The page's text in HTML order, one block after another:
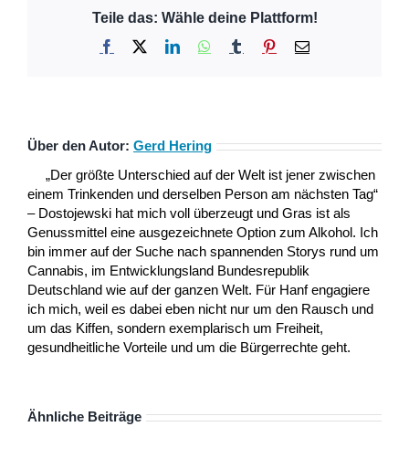
Teile das: Wähle deine Plattform!
Facebook LinkedInWhatsApp
Tumblr Pinterest
E-
Über den Autor: Gerd Hering
„Der größte Unterschied auf der Welt ist jener zwischen
einem Trinkenden und derselben Person am nächsten Tag“
– Dostojewski hat mich voll überzeugt und Gras ist als
Genussmittel eine ausgezeichnete Option zum Alkohol. Ich
bin immer auf der Suche nach spannenden Storys rund um
Cannabis, im Entwicklungsland Bundesrepublik
Deutschland wie auf der ganzen Welt. Für Hanf engagiere
ich mich, weil es dabei eben nicht nur um den Rausch und
um das Kiffen, sondern exemplarisch um Freiheit,
gesundheitliche Vorteile und um die Bürgerrechte geht.
Ähnliche Beiträge